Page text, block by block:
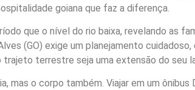
goiana que faz a diferença.
que o nível do rio baixa, revelando as
(GO) exige um planejamento
terrestre seja uma extensão do seu
mas o corpo também. Viajar em um